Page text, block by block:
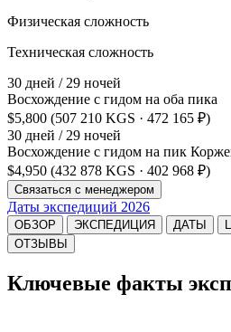
Физическая сложность
Техническая сложность
30 дней / 29 ночей
Восхождение с гидом на оба пика
$5,800 (507 210 KGS · 472 165 ₽)
30 дней / 29 ночей
Восхождение с гидом на пик
$4,950 (432 878 KGS · 402 968 ₽)
Связаться с менеджером
Даты экспедиций 2026
ОБЗОР ЭКСПЕДИЦИЯ ДАТЫ
ОТЗЫВЫ
Ключевые факты